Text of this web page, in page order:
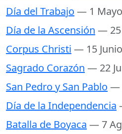
Día del Trabajo — 1 Mayo
Día de la Ascensión — 25
Corpus Christi — 15 Junio
Sagrado Corazón — 22
San Pedro y San Pablo —
Día de la Independencia
Batalla de Boyaca — 7